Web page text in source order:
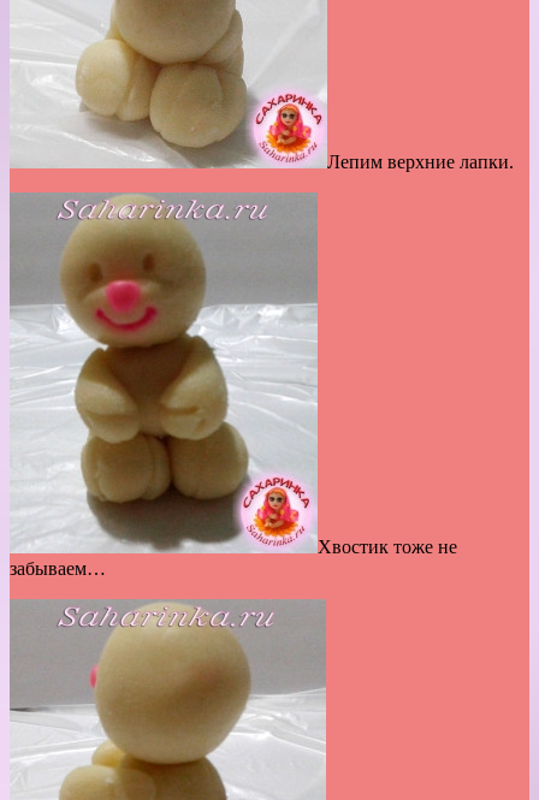
Лепим верхние лапки.
Хвостик тоже не
забываем…